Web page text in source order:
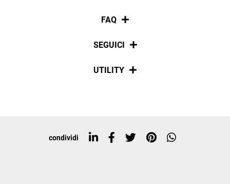
Chi siamo
FAQ
Pagamenti
SEGUICI
Social
UTILITY
Top ricerche
condividi